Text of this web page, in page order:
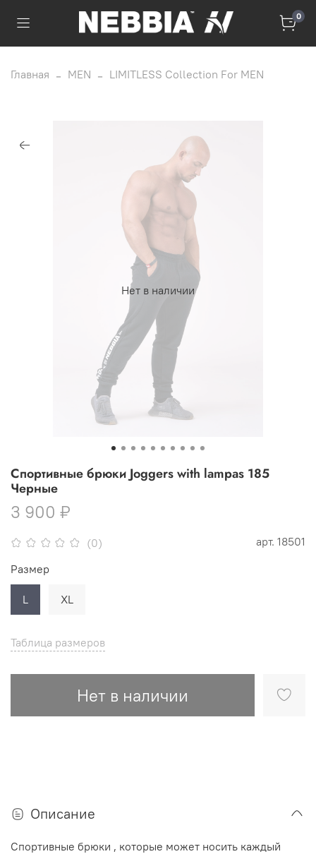
0
Главная MEN LIMITLESS Collection For MEN
Нет в наличии
(0) арт. 18501
Спортивные брюки Joggers with lampas 185
Черные
3 900 ₽
Таблица размеров
Нет в наличии
Размер
L XL
Описание
Спортивные брюки , которые может носить каждый